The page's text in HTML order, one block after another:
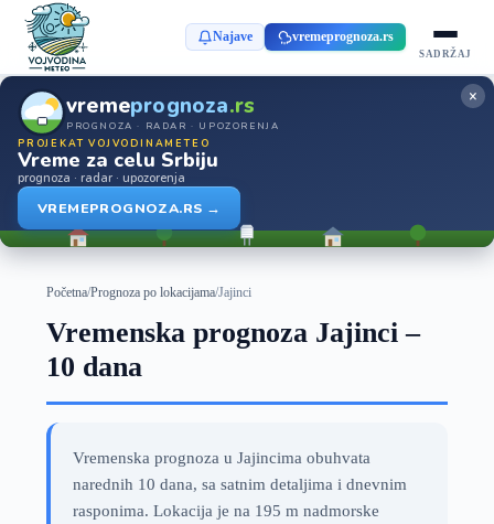
Najave vremeprognoza.rs
SADRŽAJ
vremeprognoza.rs
PROGNOZA · RADAR · UPOZORENJA
PROJEKAT VOJVODINAMETEO
Vreme za celu Srbiju
prognoza · radar · upozorenja
VREMEPROGNOZA.RS →
×
Početna/Prognoza po lokacijama/Jajinci
Vremenska prognoza Jajinci –
10 dana
Vremenska prognoza u Jajincima obuhvata
narednih 10 dana, sa satnim detaljima i dnevnim
rasponima. Lokacija je na 195 m nadmorske